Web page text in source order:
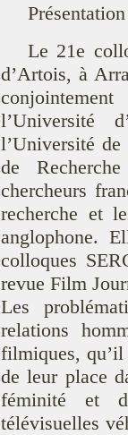
Le 21e
d’Artois, à
l’Université
l’Université de
de
chercheurs
recherche et
anglophone.
colloques
revue Film
Les
relations
filmiques, qu’il
de leur place
féminité et
télévisuelles